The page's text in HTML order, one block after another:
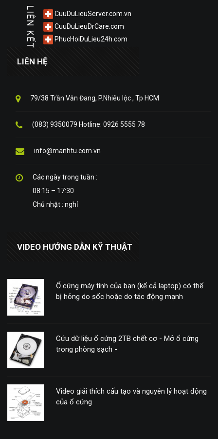
LIÊN KẾT
CuuDuLieuServer.com.vn
CuuDuLieuDrCare.com
PhucHoiDuLieu24h.com
LIÊN HỆ
79/38 Trần Văn Đang, P.Nhiêu lộc , Tp HCM
(083) 9350079 Hotline: 0926 5555 78
info@manhtu.com.vn
Các ngày trong tuần :
08:15 – 17:30
Chủ nhật : nghỉ
VIDEO HƯỚNG DẪN KỸ THUẬT
Ổ cứng máy tính của bạn (kể cả laptop) có thể
bị hỏng do sốc hoặc do tác động mạnh
Cứu dữ liệu ổ cứng 2TB chết cơ - Mở ổ cứng
trong phòng sạch -
Video giải thích cấu tạo và nguyên lý hoạt động
của ổ cứng